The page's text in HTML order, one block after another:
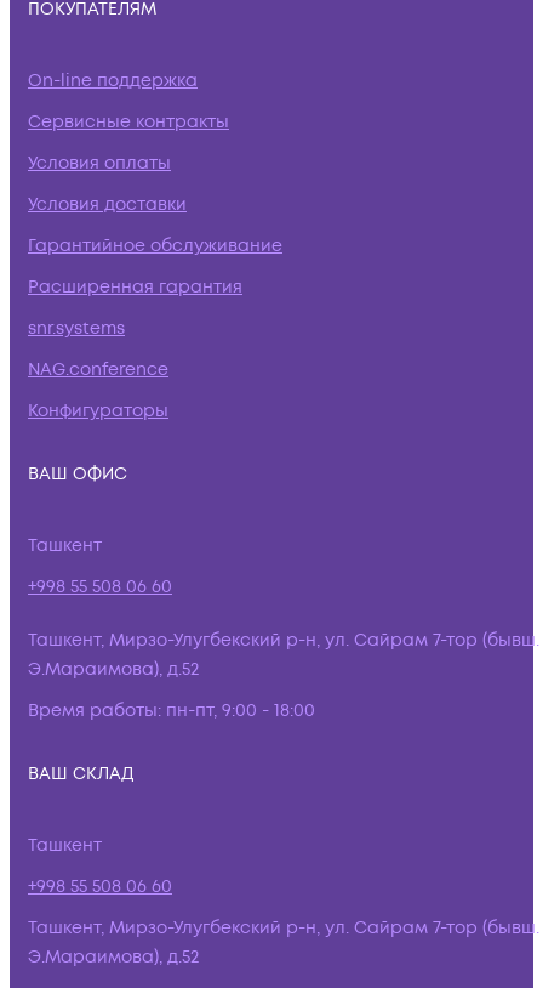
ПОКУПАТЕЛЯМ
On-line поддержка
Сервисные контракты
Условия оплаты
Условия доставки
Гарантийное обслуживание
Расширенная гарантия
snr.systems
NAG.conference
Конфигураторы
ВАШ ОФИС
Ташкент
+998 55 508 06 60
Ташкент, Мирзо-Улугбекский р-н, ул. Сайрам 7-тор (бывш.
Э.Мараимова), д.52
Время работы: пн-пт, 9:00 - 18:00
ВАШ СКЛАД
Ташкент
+998 55 508 06 60
Ташкент, Мирзо-Улугбекский р-н, ул. Сайрам 7-тор (бывш.
Э.Мараимова), д.52